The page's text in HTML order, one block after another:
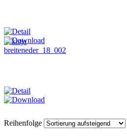
Reihenfolge